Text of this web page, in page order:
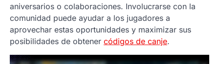
aniversarios o colaboraciones. Involucrarse con la
comunidad puede ayudar a los jugadores a
aprovechar estas oportunidades y maximizar sus
posibilidades de obtener códigos de canje.